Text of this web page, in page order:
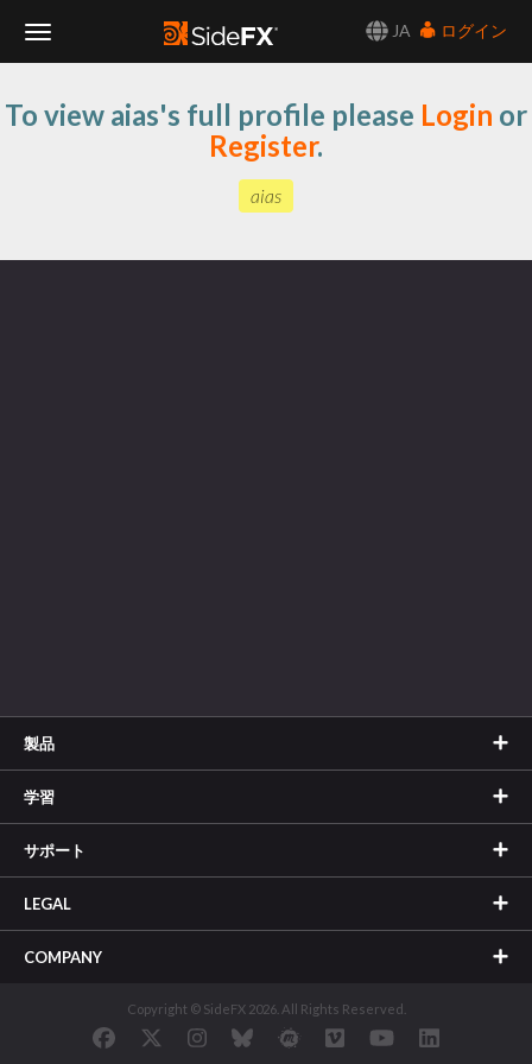
JA
ログイン
Navigation
To view aias's full profile please Login or
Register.
aias
製品
学習
サポート
LEGAL
COMPANY
Copyright © SideFX 2026. All Rights Reserved.